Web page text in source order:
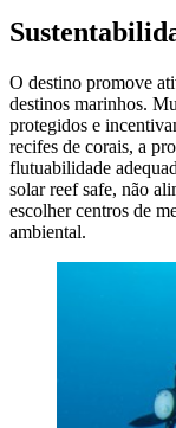
O destino promove
destinos marinhos.
protegidos e
recifes de corais, a
flutuabilidade
solar reef safe, não
escolher centros de
ambiental.